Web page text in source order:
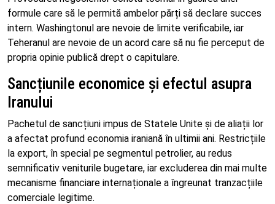
formule care să le permită ambelor părți să declare succes
intern. Washingtonul are nevoie de limite verificabile, iar
Teheranul are nevoie de un acord care să nu fie perceput de
propria opinie publică drept o capitulare.
Sancțiunile economice și efectul asupra
Iranului
Pachetul de sancțiuni impus de Statele Unite și de aliații lor
a afectat profund economia iraniană în ultimii ani. Restricțiile
la export, în special pe segmentul petrolier, au redus
semnificativ veniturile bugetare, iar excluderea din mai multe
mecanisme financiare internaționale a îngreunat tranzacțiile
comerciale legitime.